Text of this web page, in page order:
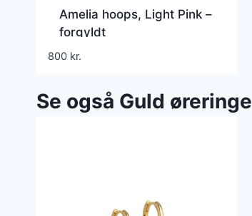
Amelia hoops, Light Pink –
forgyldt
800 kr.
Se også Guld øreringe